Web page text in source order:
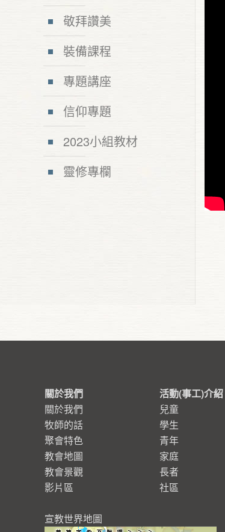
敬拜讚美
裝備課程
專題講座
信仰專題
2023小組教材
靈修專欄
關於我們
關於我們
牧師的話
聚會特色
教會地圖
教會景觀
影片區
宣教世界地圖
活動(事工)介紹
兒童
學生
青年
家庭
長者
社區